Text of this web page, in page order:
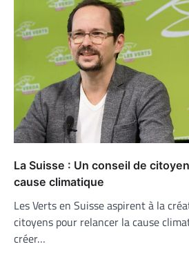
La Suisse : Un conseil de
cause climatique
Les Verts en Suisse aspirent à la
citoyens pour relancer la cause
créer…